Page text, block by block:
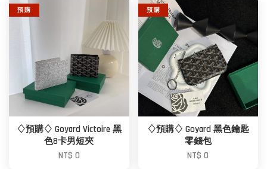
預 購
♢預購♢ Goyard Victoire 黑
色8卡男短夾
NT$ 0
預 購
♢預購♢ Goyard 黑色鑰匙
零錢包
NT$ 0